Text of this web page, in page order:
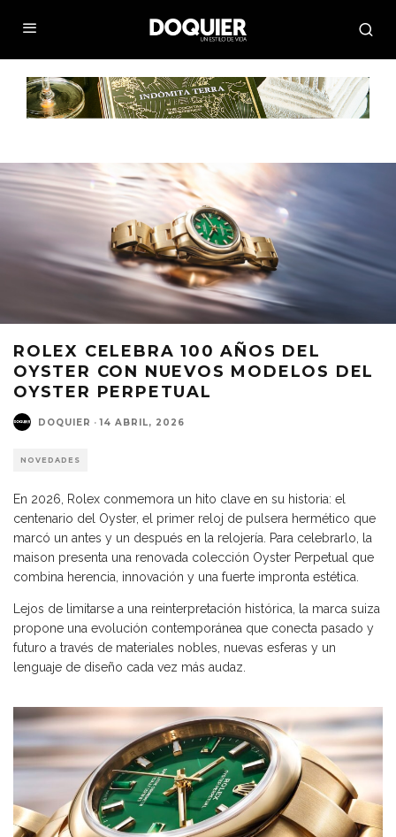
ROLEX CELEBRA 100 AÑOS DEL
OYSTER CON NUEVOS MODELOS DEL
OYSTER PERPETUAL
DOQUIER · 14 ABRIL, 2026
NOVEDADES
En 2026, Rolex conmemora un hito clave en su historia: el
centenario del Oyster, el primer reloj de pulsera hermético que
marcó un antes y un después en la relojería. Para celebrarlo, la
maison presenta una renovada colección Oyster Perpetual que
combina herencia, innovación y una fuerte impronta estética.
Lejos de limitarse a una reinterpretación histórica, la marca suiza
propone una evolución contemporánea que conecta pasado y
futuro a través de materiales nobles, nuevas esferas y un
lenguaje de diseño cada vez más audaz.